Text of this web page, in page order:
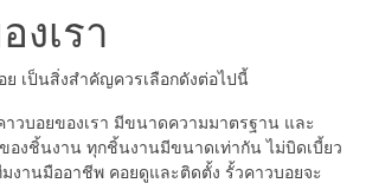
งเรา
ย เป็นสิ่งสำคัญควรเลือกดังต่อไปนี้
าวบอยของเรา มีขนาดความมาตรฐาน และ
องชิ้นงาน ทุกชิ้นงานมีขนาดเท่ากัน ไม่บิดเบี้ยว
มงานมืออาชีพ คอยดูและติดตั้ง รั้วคาวบอยจะ